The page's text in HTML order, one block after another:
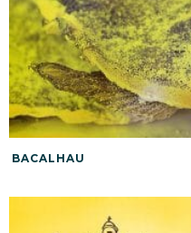
BACALHAU